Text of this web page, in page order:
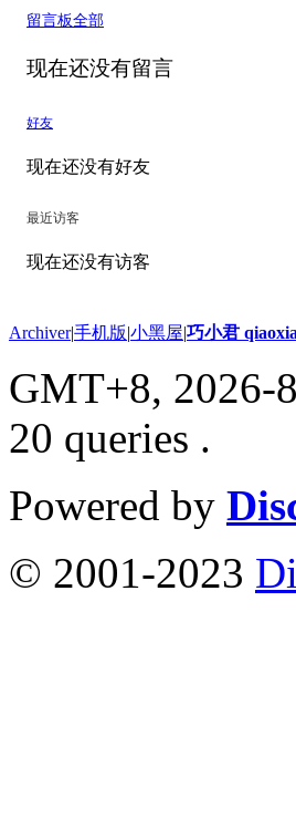
留言板全部
现在还没有留言
好友
现在还没有好友
最近访客
现在还没有访客
Archiver|手机版|小黑屋|巧小君
GMT+8, 2026-
20 queries .
Powered by
© 2001-2023